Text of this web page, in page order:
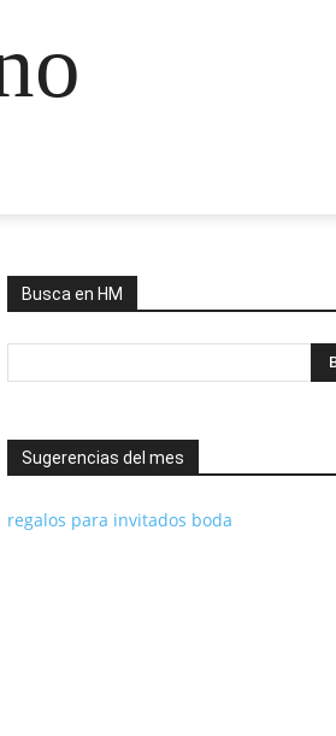
Busca en HM
Sugerencias del mes
regalos para invitados boda